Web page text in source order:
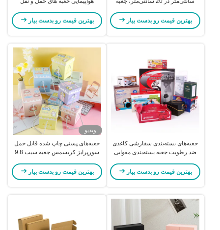
بهترین قیمت رو بدست بیار
بهترین قیمت رو بدست بیار
جعبه‌های بسته‌بندی سفارشی کاغذی
ضد رطوبت جعبه بسته‌بندی مقوایی
بهترین قیمت رو بدست بیار
ویدیو
جعبه‌های پستی چاپ شده قابل حمل
سورپرایز کریسمس جعبه سیب 9.8
بهترین قیمت رو بدست بیار